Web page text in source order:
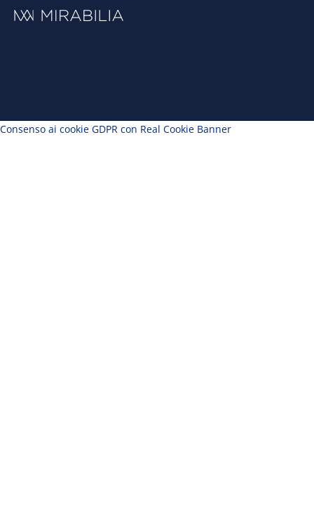
Consenso ai cookie GDPR con Real Cookie Banner